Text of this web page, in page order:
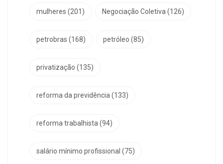
mulheres (201) Negociação Coletiva (126)
petrobras (168) petróleo (85)
privatização (135)
reforma da previdência (133)
reforma trabalhista (94)
salário mínimo profissional (75)